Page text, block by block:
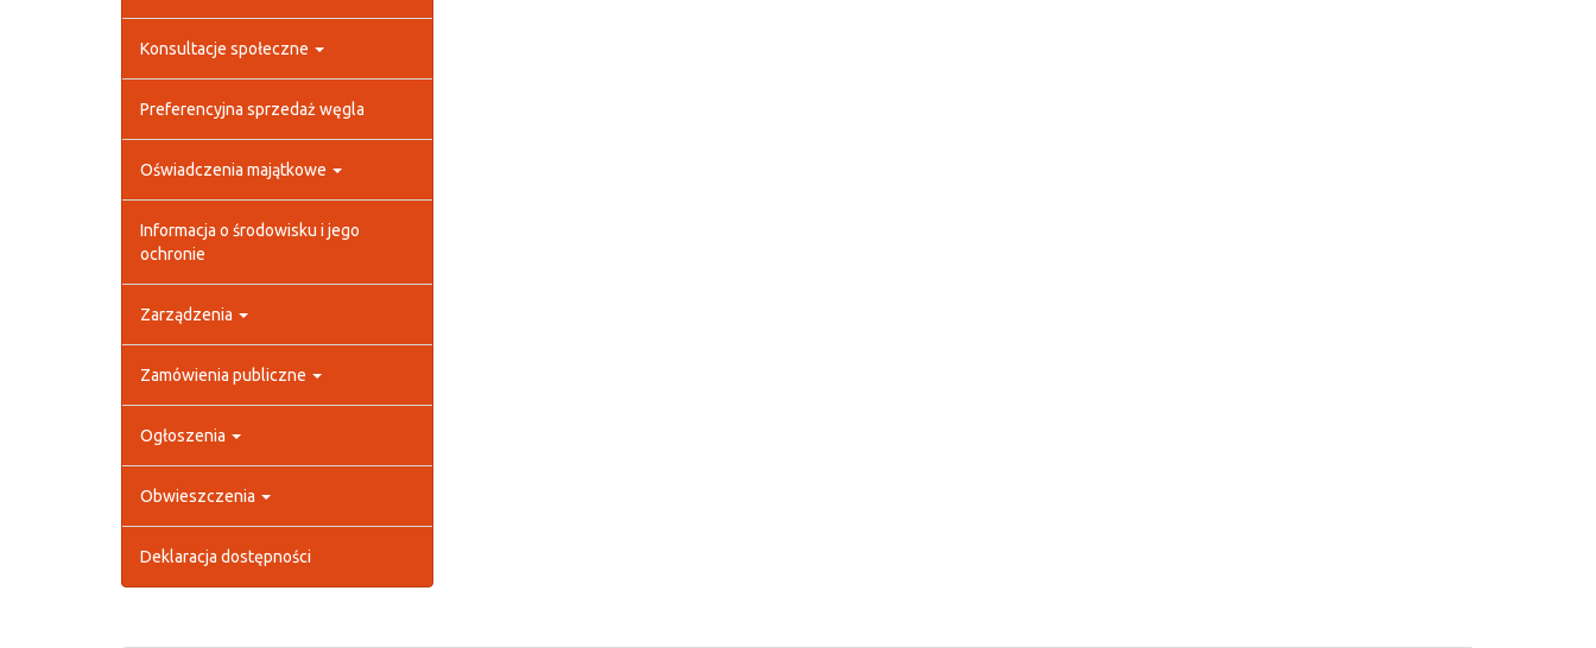
Konsultacje społeczne
Preferencyjna sprzedaż węgla
Oświadczenia majątkowe
Informacja o środowisku i jego
ochronie
Zarządzenia
Zamówienia publiczne
Ogłoszenia
Obwieszczenia
Deklaracja dostępności